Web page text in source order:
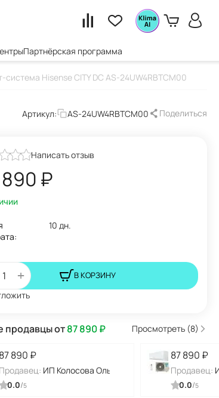
Партнёрская программа
система Hisense CITY DC AS-24UW4RBTCM00
Артикул: AS-24UW4RBTCM00 Поделиться
Написать отзыв
₽
10 дн.
+ В КОРЗИНУ
продавцы от87 890₽ Просмотреть (8)
87 890 ₽
Продавец: ИП Колосова Ольга Алексеевна
0.0/5
87 890 ₽
Продавец:
0.0/5